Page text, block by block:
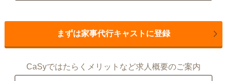
まずは家事代行キャストに登録
CaSyではたらくメリットなど求人概要のご案内